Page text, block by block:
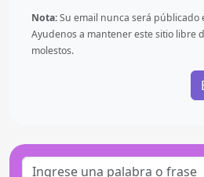
Nota:Su email nunca será públicado
Ayudenos a mantener este sitio libre
molestos.